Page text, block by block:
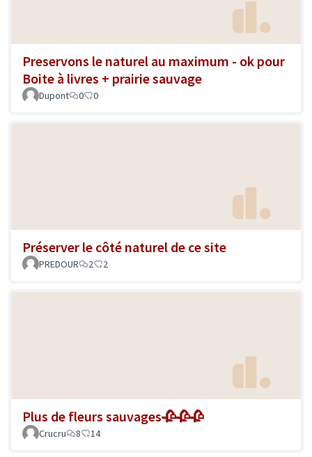
Preservons le naturel au maximum - ok pour
Boite à livres + prairie sauvage
Dupont 0 0
Préserver le côté naturel de ce site
PREDOUR 2 2
Plus de fleurs sauvages🥀🥀🥀
Crucru 8 14